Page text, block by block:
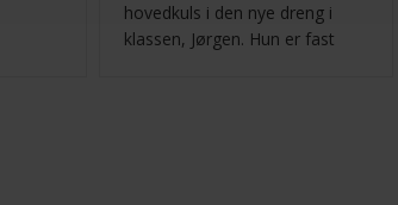
hovedkuls i den nye dreng i
klassen, Jørgen. Hun er fast